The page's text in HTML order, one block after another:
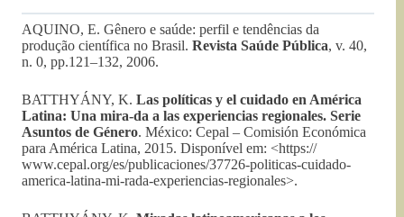
AQUINO, E. Gênero e saúde: perfil e tendências da
produção científica no Brasil. Revista Saúde Pública, v. 40,
n. 0, pp.121–132, 2006.
BATTHYÁNY, K. Las políticas y el cuidado en América
Latina: Una mira-da a las experiencias regionales. Serie
Asuntos de Género. México: Cepal – Comisión Económica
para América Latina, 2015. Disponível em: <https://
www.cepal.org/es/publicaciones/37726-politicas-cuidado-
america-latina-mi-rada-experiencias-regionales>.